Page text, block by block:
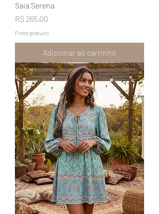
Saia Serena
Preço
R$ 265,00
Frete gratuito
Adicionar ao carrinho